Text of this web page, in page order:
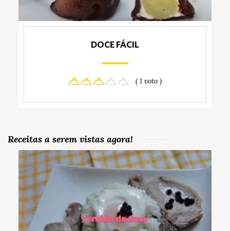
DOCE FÁCIL
( 1 voto )
Receitas a serem vistas agora!